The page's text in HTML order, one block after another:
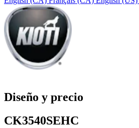
Diseño y precio
CK3540SEHC